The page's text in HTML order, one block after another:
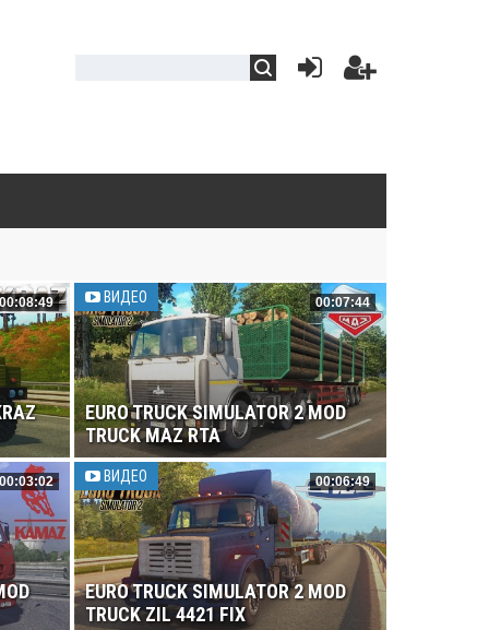
00:08:49 ВИДЕО 00:07:44
EURO TRUCK SIMULATOR 2 MOD
TRUCK MAZ RTA
00:03:02 ВИДЕО 00:06:49
EURO TRUCK SIMULATOR 2 MOD
TRUCK ZIL 4421 FIX